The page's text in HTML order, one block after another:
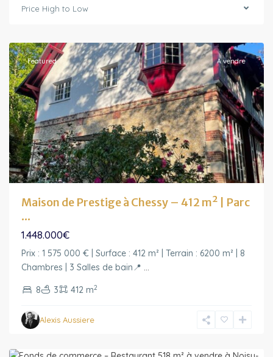
Price High to Low
Featured A vendre
Maison de Prestige à Chessy – 412 m² | Parc
...
1.448.000€
Prix : 1 575 000 € | Surface : 412 m² | Terrain : 6200 m² | 8
Chambres | 3 Salles de bain📍 ...
8 3 412 m2
Alexis Aussiere
Ile-
France,
Noisy-
le-